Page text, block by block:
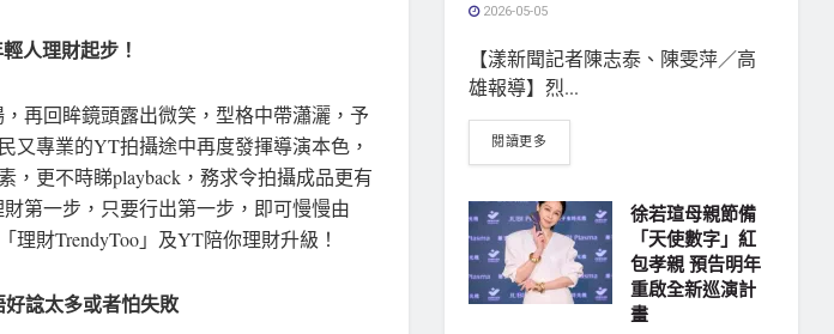
人理財起步！
再回眸鏡頭露出微笑，型格中帶瀟灑，予
又專業的YT拍攝途中再度發揮導演本色，
，更不時睇playback，務求令拍攝成品更有
第一步，只要行出第一步，即可慢慢由
理財TrendyToo」及YT陪你理財升級！
諗太多或者怕失敗
2026-05-05
【漾新聞記者陳志泰、陳雯萍／高
雄報導】烈...
閱讀更多
徐若瑄母親節備
「天使數字」紅
包孝親 預告明年
重啟全新巡演計
畫